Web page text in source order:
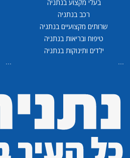
בעלי מקצוע בנתניה
רכב בנתניה
שרותים מקצועיים בנתניה
טיפוח ובריאות בנתניה
ילדים ותינוקות בנתניה
...
...